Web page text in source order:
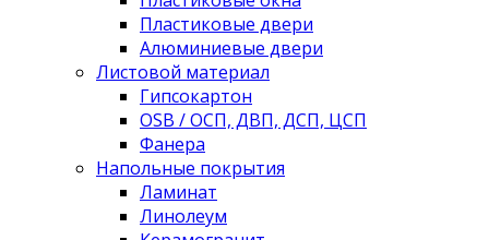
Пластиковые двери
Алюминиевые двери
Листовой материал
Гипсокартон
OSB / ОСП, ДВП, ДСП, ЦСП
Фанера
Напольные покрытия
Ламинат
Линолеум